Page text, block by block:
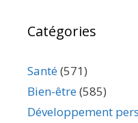
Catégories
Santé(571)
Bien-être(585)
Développement